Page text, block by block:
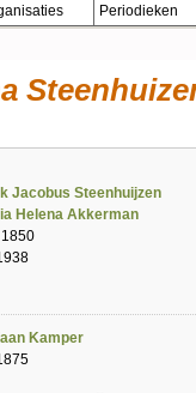
Periodieken
Jacobus Steenhuijzen
Helena Akkerman
Kamper